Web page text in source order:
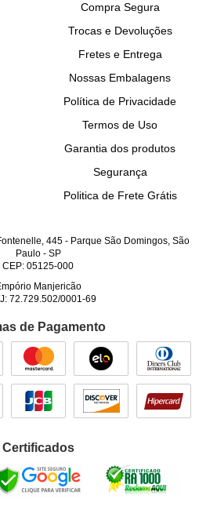
Compra Segura
Trocas e Devoluções
Fretes e Entrega
Nossas Embalagens
Política de Privacidade
Termos de Uso
Garantia dos produtos
Segurança
Politica de Frete Grátis
445 - Parque São Domingos, São
Paulo- SP
CEP: 05125-000
Manjericão
72.729.502/0001-69
de Pagamento
Certificados